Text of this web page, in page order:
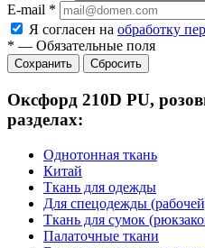
E-mail *
Я согласен на обработку
* — Обязательные поля
Сбросить
Оксфорд 210D PU,
разделах:
Однотонная ткань
Китай
Ткань для одежды
Для спецодежды
Ткань для сумок
Палаточные ткани